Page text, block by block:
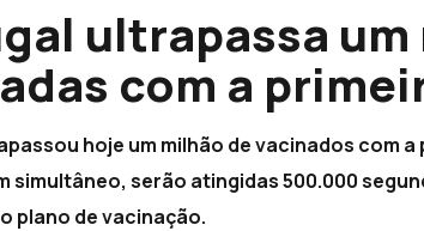
ultrapassa
com a
hoje um milhão de vacinados com
simultâneo, serão atingidas 500.000
plano de vacinação.